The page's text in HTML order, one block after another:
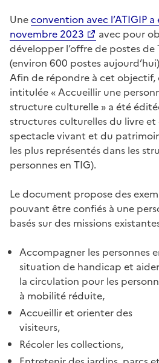
Uneconvention avec l’ATIGIP a
novembre 2023
avec pour
développer l’offre de postes
(environ 600 postes
Afin de répondre à cet
intitulée « Accueillir une
structure culturelle » a été
structures culturelles du livre
spectacle vivant et du
les plus représentés dans les
personnes en TIG).
Le document propose des
pouvant être confiés à une
basés sur des missions
Accompagner les personnes
situation de handicap et
la circulation pour les
à mobilité réduite,
Accueillir et orienter des
visiteurs,
Récoler les collections,